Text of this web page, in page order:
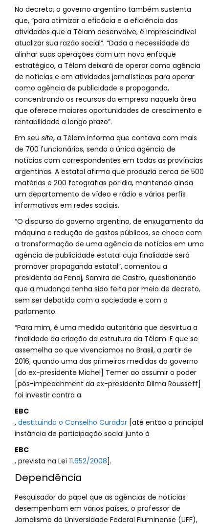
No decreto, o governo argentino também sustenta
que, “para otimizar a eficácia e a eficiência das
atividades que a Télam desenvolve, é imprescindível
atualizar sua razão social”. “Dada a necessidade da
alinhar suas operações com um novo enfoque
estratégico, a Télam deixará de operar como agência
de notícias e em atividades jornalísticas para operar
como agência de publicidade e propaganda,
concentrando os recursos da empresa naquela área
que oferece maiores oportunidades de crescimento e
rentabilidade a longo prazo”.
Em seu site, a Télam informa que contava com mais
de 700 funcionários, sendo a única agência de
notícias com correspondentes em todas as províncias
argentinas. A estatal afirma que produzia cerca de 500
matérias e 200 fotografias por dia, mantendo ainda
um departamento de vídeo e rádio e vários perfis
informativos em redes sociais.
“O discurso do governo argentino, de enxugamento da
máquina e redução de gastos públicos, se choca com
a transformação de uma agência de notícias em uma
agência de publicidade estatal cuja finalidade será
promover propaganda estatal”, comentou a
presidenta da Fenaj, Samira de Castro, questionando
que a mudança tenha sido feita por meio de decreto,
sem ser debatida com a sociedade e com o
parlamento.
“Para mim, é uma medida autoritária que desvirtua a
finalidade da criação da estrutura da Télam. E que se
assemelha ao que vivenciamos no Brasil, a partir de
2016, quando uma das primeiras medidas do governo
[do ex-presidente Michel] Temer ao assumir o poder
[pós-impeachment da ex-presidenta Dilma Rousseff]
foi investir contra a
EBC
, destituindo o Conselho Curador [até então a principal
instância de participação social junto à
EBC
, prevista na Lei 11.652/2008].
Dependência
Pesquisador do papel que as agências de notícias
desempenham em vários países, o professor de
Jornalismo da Universidade Federal Fluminense (UFF),